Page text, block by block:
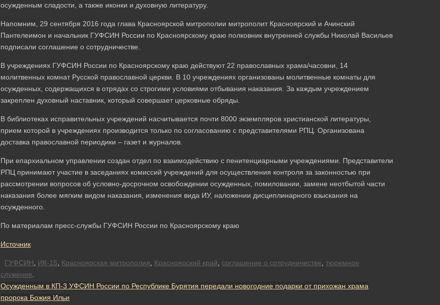
осужденным сладости, а также иконки и духовную литературу.
Напомним, 29 сентября 2016 года глава Красноярской митрополии митрополит Красноярский и Ачинский
Пантелеимон и начальник ГУФСИН России по Красноярскому краю полковник внутренней службы Николай Васильев
подписали соглашение о сотрудничестве.
В учреждениях ГУФСИН России по Красноярскому краю действуют 22 православных храма/часовни, 14
молитвенных комнат Русской православной церкви. В 10 учреждениях организованы молитвенные комнаты для
осужденных, содержащихся в отрядах со строгими условиями отбывания наказания. За каждым учреждением
закреплен духовный наставник, который совершает церковные обряды.
В библиотеках исправительных учреждений насчитывается почти 8000 экземпляров христианской литературы,
прием которой в учреждениях производится только по согласованию с представителями РПЦ. Организована
доставка православной периодики – газет и журналов.
При епархиальном управлении создан отдел по взаимодействию с пенитенциарными учреждениями. Представители
РПЦ принимают участие в заседаниях комиссий учреждений для осуществления контроля за законностью при
рассмотрении вопросов об условно-досрочном освобождении осужденных, помиловании, замене неотбытой части
наказания более мягким видом наказания, изменения вида ИУ, наложении дисциплинарного взыскания на
осужденного.
По материалам пресс-службы ГУФСИН России по Красноярскому краю
Источник
ГУФСИН ИК-15 Красноярская митрополия Красноярский край соглашение о сотрудничестве тюремное
служение
Осужденным в КП-3 УФСИН России по Республике Бурятия передали новогодние подарки от прихожан храма
пророка Божия Ильи